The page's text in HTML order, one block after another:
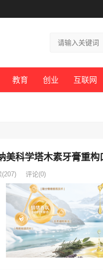
教育 创业 互联网
美科学塔木素牙膏重构
(207) 评论(0)